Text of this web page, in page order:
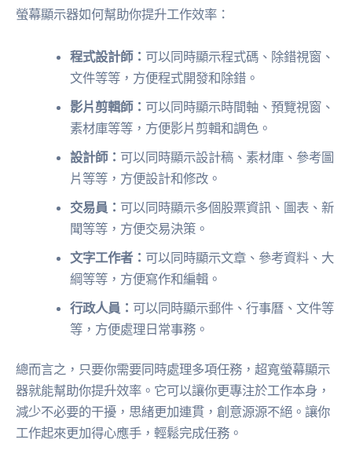
螢幕顯示器如何幫助你提升工作效率：
程式設計師： 可以同時顯示程式碼、除錯視窗、
文件等等，方便程式開發和除錯。
影片剪輯師： 可以同時顯示時間軸、預覽視窗、
素材庫等等，方便影片剪輯和調色。
設計師： 可以同時顯示設計稿、素材庫、參考圖
片等等，方便設計和修改。
交易員： 可以同時顯示多個股票資訊、圖表、新
聞等等，方便交易決策。
文字工作者： 可以同時顯示文章、參考資料、大
綱等等，方便寫作和編輯。
行政人員： 可以同時顯示郵件、行事曆、文件等
等，方便處理日常事務。
總而言之，只要你需要同時處理多項任務，超寬螢幕顯示
器就能幫助你提升效率。它可以讓你更專注於工作本身，
減少不必要的干擾，思緒更加連貫，創意源源不絕。讓你
工作起來更加得心應手，輕鬆完成任務。